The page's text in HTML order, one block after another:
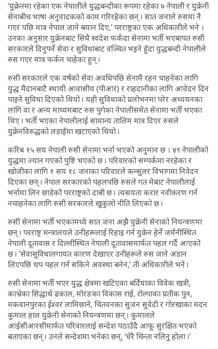
‘युक्रेनमा रहेका एक नेपालीले युद्धबन्दीका रूपमा रहेका ७ नेपाली र युक्रेनी
सेनाबीच भाषा अनुवादकको काम गरिरहेका छन् । सात जनाले रुसमा नै
गएर पछि मात्र नेपाल जाने बयान दिए,’ परराष्ट्रका एक अधिकारीले भने ।
उनका अनुसार युक्रेनबाट सिधै स्वदेश फर्कंदा सेनामा भर्ती भएबापत रुसी
सरकारले दिनुपर्ने सेवा र सुविधाबाट वञ्चित भइने हुँदा युद्धबन्दी नेपालीले
रुस गएर मात्र फर्कन चाहेका हुन् ।
रुसी सरकारले एक वर्षको सेवा अवधिपछि सेनामै रहन चाहनेका लागि
युद्ध मैदानबाटै स्थायी आवासीय (पीआर) र राहदानीका लागि आवेदन दिन
पाइने सुविधा दिएको थियो । यही सुविधाको प्रलोभनमा परेर अध्ययनका
लागि वा र अन्य माध्यमबाट रुस पुगेका नेपालीसमेत सेनामा भर्ती भएका
थिए । भर्ती भएका नेपालीलाई सामान्य तालिम मात्र दिएर रुसले
युक्रेनविरुद्धको लडाइँमा खटाएको थियो ।
करिब १५ सय नेपाली रुसी सेनामा भर्ना भएको अनुमान छ । ४९ नेपालीको
युद्धमा ज्यान गएको पुष्टि भएको छ । परिवारको सम्पर्कमा नरहेका र
खोजीका लागि १ सय १८ जनाका परिवारले कन्सुलर विभागमा निवेदन
दिएका छन् । नेपाल सरकारको पहलपछि रुसले गत मेबाट नेपालीलाई
भर्नामा लिन छाडेको परराष्ट्रको दाबी छ । त्यसयता करार नवीकरण गर्न
नचाहनेका लागि रुसी सरकारले खुकुलो नीति लिएको छ ।
रुसी सेनामा भर्ती भएकामध्ये सात जना अझै युक्रेनी सेनाको नियन्त्रणमा
छन् । परराष्ट्र मन्त्रालयले उनीहरूलाई रिहाइ गर्न युक्रेन हेर्ने जर्मनीस्थित
नेपाली दूतावास र दिल्लीस्थित नेपाली दूतावासमार्फत पहल गर्दै आएको
छ । ‘सेवासुविधालगायत कारण देखाएर उनीहरूले रुस जाने अडान
लिएपछि थप पहल गर्न सकिने अवस्था बनेन,’ ती अधिकारीले भने ।
रुसी सेनामा भर्ती भएर युद्ध क्षेत्रमा खटिएका बर्दियाका विवेक खत्री,
काभ्रेका सिद्धार्थ ढकाल, मोरङका विकास राई, रोल्पाका प्रतीक पुन,
मकवानपुरका ईश्वर लामिछाने, चितवनका सुजन सुवेदी र गोरखाका मदन
कुमाल हाल युक्रेनी सेनाको नियन्त्रणमा छन् । कुमालले
आईसीआरसीमार्फत परिवारलाई सन्देश पठाउँदै आफू सुरक्षित भएको
बताएका छन् । उनले सन्देशमा भनेका छन्, ‘धेरै चिन्ता नलिनु होला ।’